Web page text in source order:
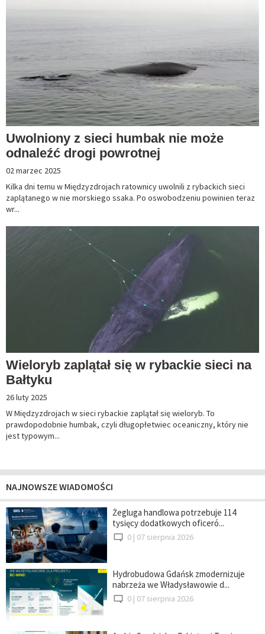
Uwolniony z sieci humbak nie może
odnaleźć drogi powrotnej
02 marzec 2025
Kilka dni temu w Międzyzdrojach ratownicy uwolnili z rybackich sieci
zaplątanego w nie morskiego ssaka. Po oswobodzeniu powinien teraz
wr...
Wieloryb zaplątał się w rybackie sieci na
Bałtyku
26 luty 2025
W Międzyzdrojach w sieci rybackie zaplątał się wieloryb. To
prawdopodobnie humbak, czyli długopłetwiec oceaniczny, który nie
jest typowym...
NAJNOWSZE WIADOMOŚCI
Żegluga handlowa potrzebuje 114
tysięcy dodatkowych oficeró...
0 | 07 sierpnia 2026
Hydrobudowa Gdańsk zmodernizuje
nabrzeża we Władysławowie d...
0 | 07 sierpnia 2026